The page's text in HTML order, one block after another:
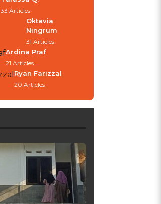
33 Articles
Oktavia
Ningrum
31 Articles
Ardina Praf
21 Articles
Ryan Farizzal
20 Articles